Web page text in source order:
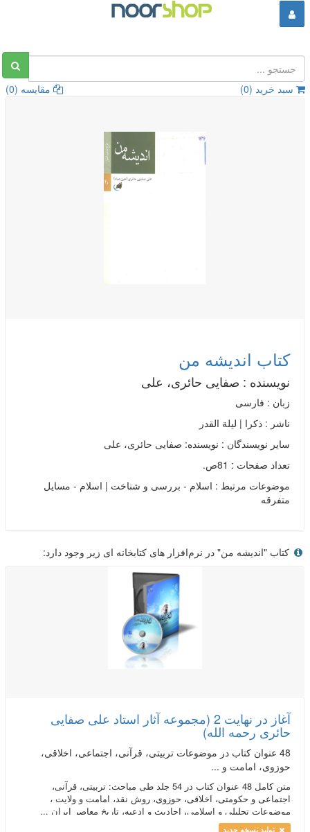
سبد خرید (0
) مقایسه (0
)
کتاب اندیشه‌ من
نویسنده : صفایی حائری، علی
زبان : فارسی
ناشر : ذکرا | ليلة القدر
سایر نویسندگان : نویسنده: صفایی حائری، علی
تعداد صفحات : 81ص.
موضوعات مرتبط : اسلام - بررسی و شناخت | اسلام - مسایل
متفرقه
کتاب "اندیشه‌ من" در نرم‌افزار های کتابخانه ای زیر وجود دارد:
آغاز در نهایت 2 (مجموعه آثار استاد علی صفایی
حائری رحمه الله)
48 عنوان کتاب در موضوعات تربیتی، قرآنی، اجتماعی، اخلاقی،
حوزوی، امامت و ...
متن كامل 48 عنوان كتاب در 54 جلد طی مباحث: تربیتی، قرآنی،
اجتماعی و حکومتی، اخلاقی، حوزوی، روش نقد، امامت و ولایت ،
موضوعات تحلیلی و اسلامی، احادیث و ادعیه، تاریخ معاصر ایران ...
تولید نسخه جدید